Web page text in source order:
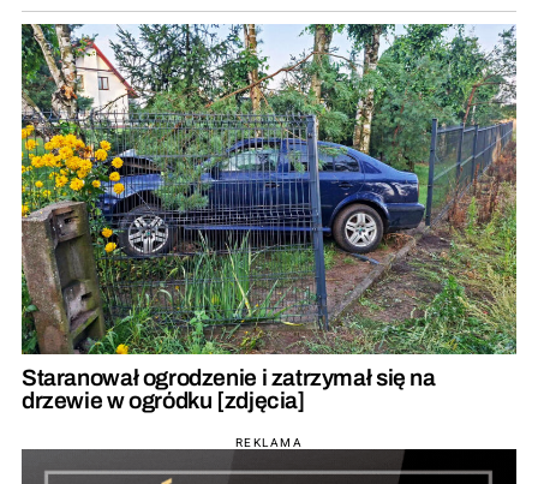
Staranował ogrodzenie i zatrzymał się na
drzewie w ogródku [zdjęcia]
REKLAMA